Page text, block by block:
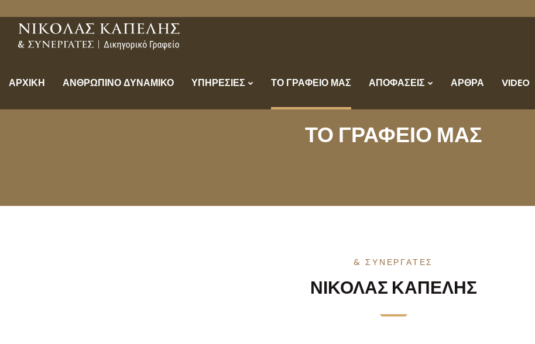
ΑΡΧΙΚΗ ΑΝΘΡΩΠΙΝΟ ΔΥΝΑΜΙΚΟ ΥΠΗΡΕΣΙΕΣ ΤΟ ΓΡΑΦΕΙΟ ΜΑΣ ΑΠΟΦΑΣΕΙΣ ΑΡΘΡΑ VIDEO
ΤΟ ΓΡΑΦΕΙΟ ΜΑΣ
& ΣΥΝΕΡΓΑΤΕΣ
ΝΙΚΟΛΑΣ ΚΑΠΕΛΗΣ